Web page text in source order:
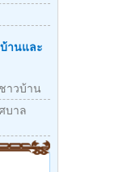
านและ
าวบ้าน
บาล